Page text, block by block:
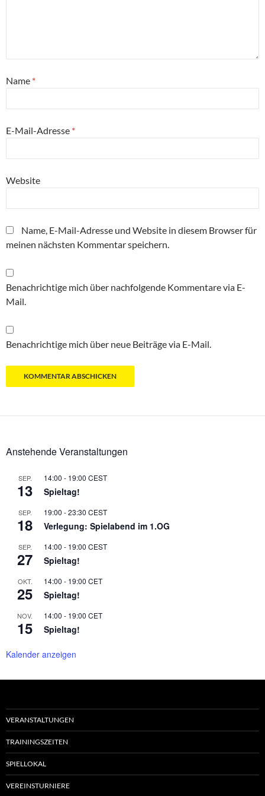
Name *
E-Mail-Adresse *
Website
Name, E-Mail-Adresse und Website in diesem Browser für
meinen nächsten Kommentar speichern.
Benachrichtige mich über nachfolgende Kommentare via E-
Mail.
Benachrichtige mich über neue Beiträge via E-Mail.
Anstehende Veranstaltungen
SEP.
13
14:00 - 19:00 CEST
Spieltag!
SEP.
18
19:00 -23:30 CEST
Verlegung: Spielabend im 1.OG
SEP.
27
14:00 - 19:00 CEST
Spieltag!
OKT.
25
14:00 - 19:00 CET
Spieltag!
NOV.
15
14:00 - 19:00 CET
Spieltag!
Kalender anzeigen
VERANSTALTUNGEN
TRAININGSZEITEN
SPIELLOKAL
VEREINSTURNIERE